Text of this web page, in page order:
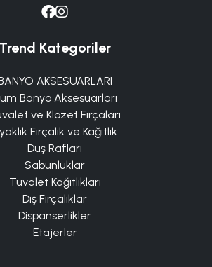
Trend Kategoriler
AKSESUARLARI
Banyo Aksesuarları
ve Klozet Fırçaları
Fırçalık ve Kağıtlık
Duş Rafları
Sabunluklar
Tuvalet Kağıtlıkları
Diş Fırçalıklar
Dispanserlikler
Etajerler